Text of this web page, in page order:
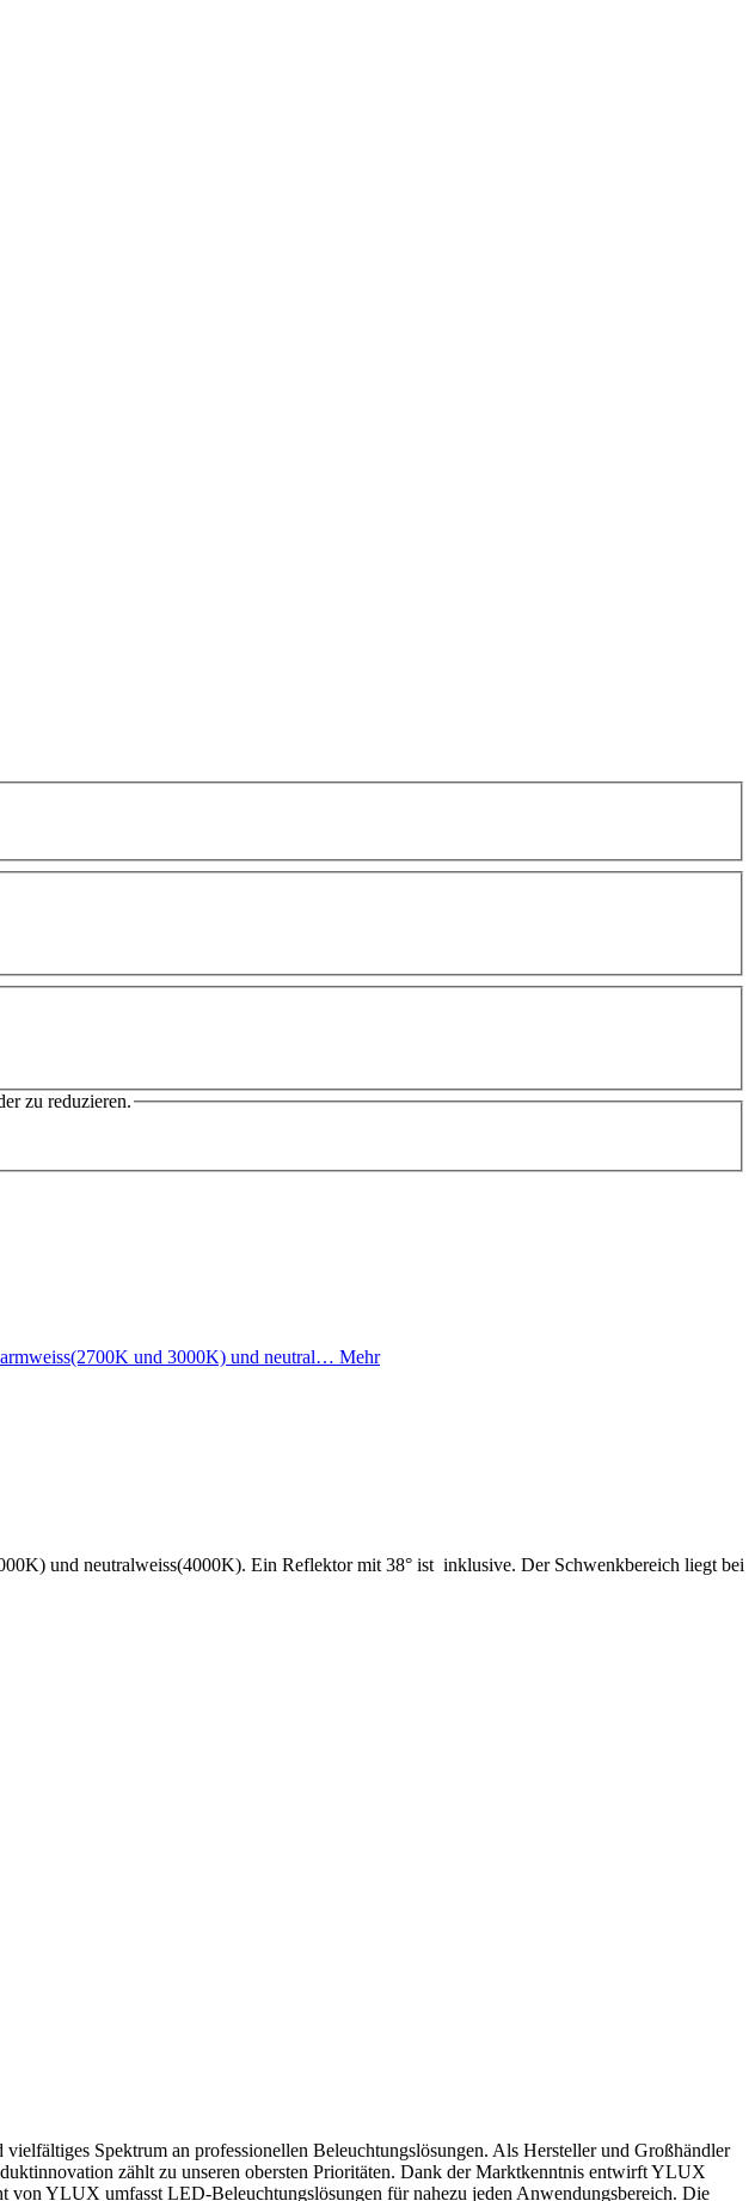
zu reduzieren.
und 3000K) und neutral… Mehr
und neutralweiss(4000K). Ein Reflektor mit 38° ist inklusive. Der Schwenkbereich liegt bei
Spektrum an professionellen Beleuchtungslösungen. Als Hersteller und Großhändler
zählt zu unseren obersten Prioritäten. Dank der Marktkenntnis entwirft YLUX
von YLUX umfasst LED-Beleuchtungslösungen für nahezu jeden Anwendungsbereich. Die